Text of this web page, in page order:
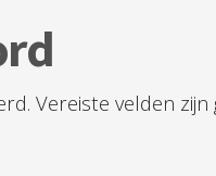
Vereiste velden